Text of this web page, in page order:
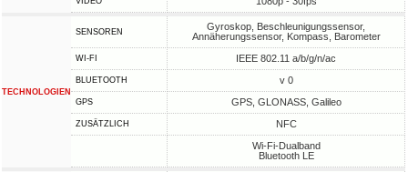
TECHNOLOGIEN
SENSOREN
Gyroskop, Beschleunigungssensor,
Annäherungssensor, Kompass, Barometer
WI-FI IEEE 802.11 a/b/g/n/ac
BLUETOOTH v 0
GPS GPS, GLONASS, Galileo
ZUSÄTZLICH
NFC
Wi-Fi-Dualband
Bluetooth LE